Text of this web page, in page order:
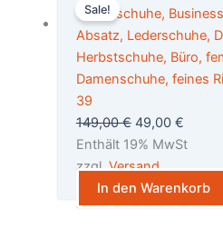
Sale!
Damenschuhe, feines
39
149,00€
Preis
war:
149,00 €
49,00 €
Preis
ist:
49,00
Enthält 19% MwSt
zzgl. Versand
In den Warenkorb